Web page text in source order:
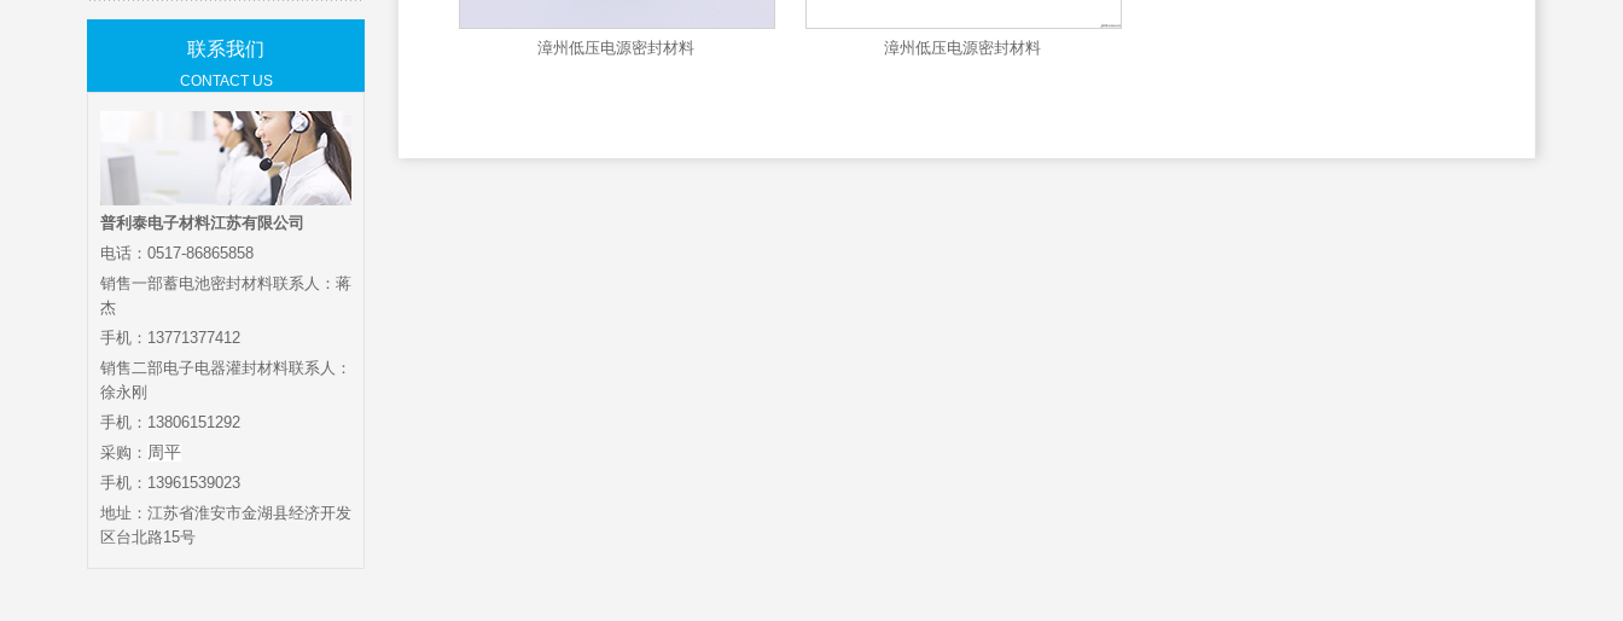
联系我们
CONTACT US
普利泰电子材料江苏有限公司
电话：0517-86865858
销售一部蓄电池密封材料联系人：蒋
杰
手机：13771377412
销售二部电子电器灌封材料联系人：
徐永刚
手机：13806151292
采购： 周平
手机：13961539023
地址：江苏省淮安市金湖县经济开发
区台北路15号
漳州低压电源密封材料 漳州低压电源密封材料